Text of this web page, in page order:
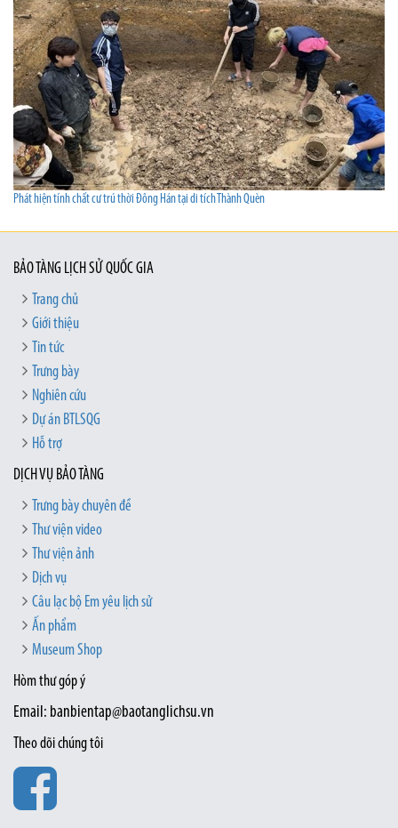
Phát hiện tính chất cư trú thời Đông Hán tại di tích Thành Quèn
BẢO TÀNG LỊCH SỬ QUỐC GIA
Trang chủ
Giới thiệu
Tin tức
Trưng bày
Nghiên cứu
Dự án BTLSQG
Hỗ trợ
DỊCH VỤ BẢO TÀNG
Trưng bày chuyên đề
Thư viện video
Thư viện ảnh
Dịch vụ
Câu lạc bộ Em yêu lịch sử
Ấn phẩm
Museum Shop
Hòm thư góp ý
Email: banbientap@baotanglichsu.vn
Theo dõi chúng tôi